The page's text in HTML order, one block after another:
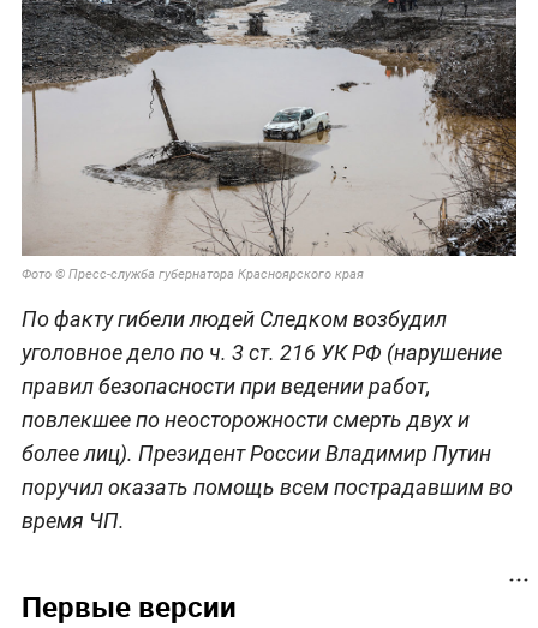
Фото © Пресс-служба губернатора Красноярского края
По факту гибели людей Следком возбудил
уголовное дело по ч. 3 ст. 216 УК РФ (нарушение
правил безопасности при ведении работ,
повлекшее по неосторожности смерть двух и
более лиц). Президент России Владимир Путин
поручил оказать помощь всем пострадавшим во
время ЧП.
Первые версии